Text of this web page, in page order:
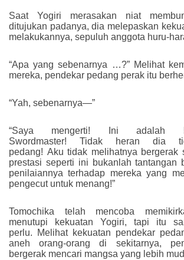
Saat Yogiri merasakan niat
ditujukan padanya, dia melepaskan
melakukannya, sepuluh anggota huru-
“Apa yang sebenarnya …?” Melihat
mereka, pendekar pedang perak itu
“Yah, sebenarnya—”
“Saya mengerti! Ini adalah
Swordmaster! Tidak heran dia
pedang! Aku tidak melihatnya bergerak
prestasi seperti ini bukanlah tantangan
penilaiannya terhadap mereka yang
pengecut untuk menang!”
Tomochika telah mencoba
menutupi kekuatan Yogiri, tapi itu
perlu. Melihat kekuatan pendekar
aneh orang-orang di sekitarnya,
bergerak mencari mangsa yang lebih